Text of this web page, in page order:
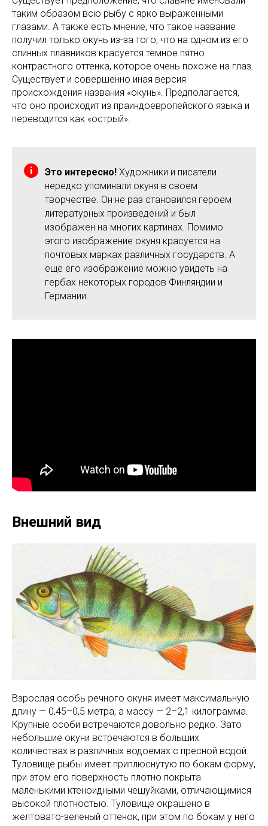
таким образом всю рыбу с ярко выраженными
глазами. А также есть мнение, что такое название
получил только окунь из-за того, что на одном из его
спинных плавников красуется темное пятно
контрастного оттенка, которое очень похоже на глаз.
Существует и совершенно иная версия
происхождения названия «окунь». Предполагается,
что оно происходит из праиндоевропейского языка и
переводится как «острый».
Это интересно! Художники и писатели
нередко упоминали окуня в своем
творчестве. Он не раз становился героем
литературных произведений и был
изображен на многих картинах. Помимо
этого изображение окуня красуется на
почтовых марках различных государств. А
еще его изображение можно увидеть на
гербах некоторых городов Финляндии и
Германии.
Внешний вид
Взрослая особь речного окуня имеет максимальную
длину — 0,45–0,5 метра, а массу — 2–2,1 килограмма.
Крупные особи встречаются довольно редко. Зато
небольшие окуни встречаются в больших
количествах в различных водоемах с пресной водой.
Туловище рыбы имеет приплюснутую по бокам форму,
при этом его поверхность плотно покрыта
маленькими ктеноидными чешуйками, отличающимися
высокой плотностью. Туловище окрашено в
желтовато-зеленый оттенок, при этом по бокам у него